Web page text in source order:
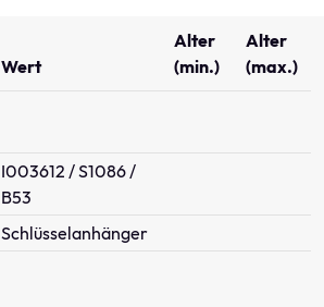
Wert
Alter
(min.)
Alter
(max.)
I003612 / S1086 /
B53
Schlüsselanhänger